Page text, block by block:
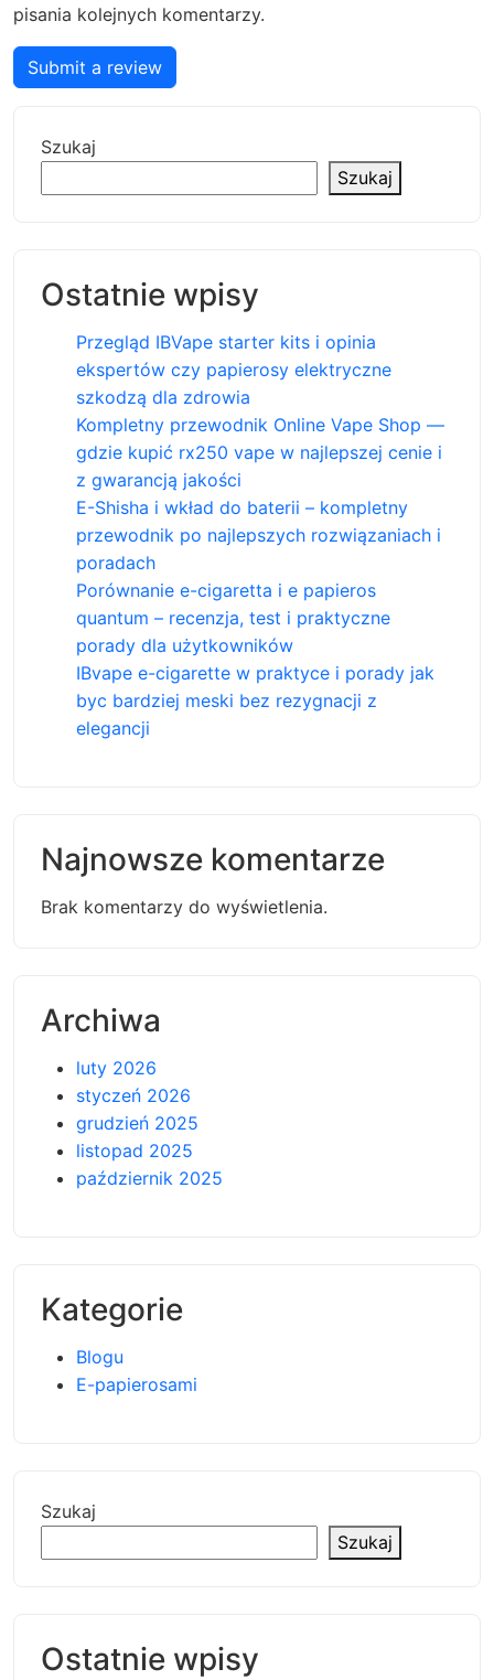
pisania kolejnych komentarzy.
Submit a review
Szukaj
Szukaj
Ostatnie wpisy
Przegląd IBVape starter kits i opinia
ekspertów czy papierosy elektryczne
szkodzą dla zdrowia
Kompletny przewodnik Online Vape Shop —
gdzie kupić rx250 vape w najlepszej cenie i
z gwarancją jakości
E-Shisha i wkład do baterii – kompletny
przewodnik po najlepszych rozwiązaniach i
poradach
Porównanie e-cigaretta i e papieros
quantum – recenzja, test i praktyczne
porady dla użytkowników
IBvape e-cigarette w praktyce i porady jak
byc bardziej meski bez rezygnacji z
elegancji
Najnowsze komentarze
Brak komentarzy do wyświetlenia.
Archiwa
luty 2026
styczeń 2026
grudzień 2025
listopad 2025
październik 2025
Kategorie
Blogu
E-papierosami
Szukaj
Szukaj
Ostatnie wpisy